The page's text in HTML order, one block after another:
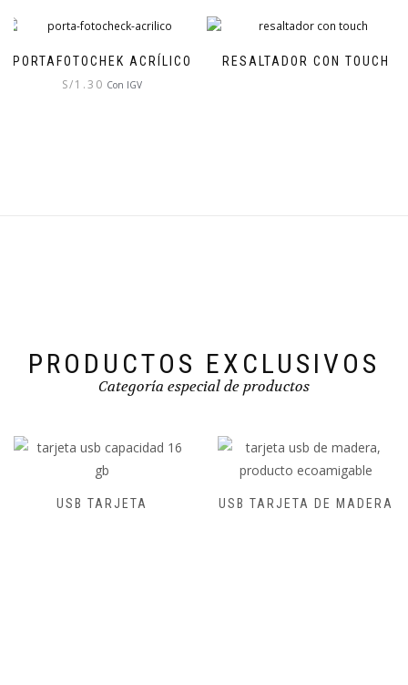
PORTAFOTOCHEK ACRÍLICO
S/1.30 Con IGV
RESALTADOR CON TOUCH
PRODUCTOS EXCLUSIVOS
Categoría especial de productos
USB TARJETA USB TARJETA DE MADERA